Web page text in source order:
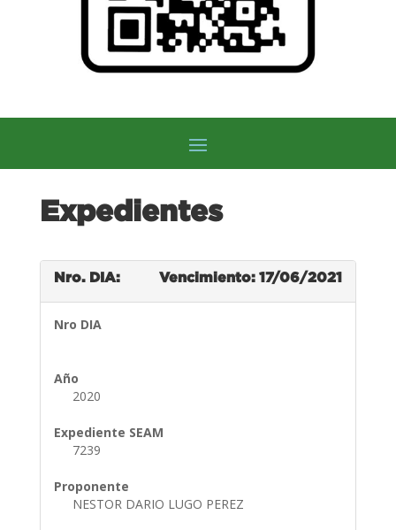
Expedientes
Nro. DIA: Vencimiento: 17/06/2021
Nro DIA
Año
2020
Expediente SEAM
7239
Proponente
NESTOR DARIO LUGO PEREZ